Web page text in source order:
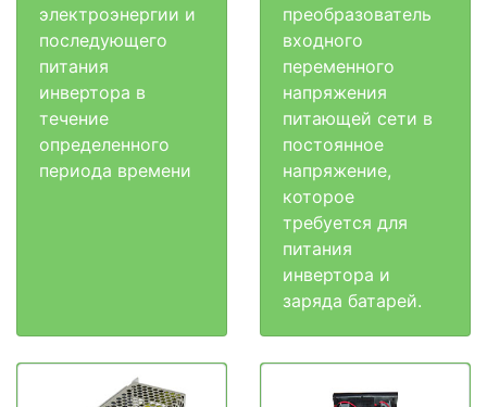
электроэнергии и
последующего
питания
инвертора в
течение
определенного
периода времени
преобразователь
входного
переменного
напряжения
питающей сети в
постоянное
напряжение,
которое
требуется для
питания
инвертора и
заряда батарей.